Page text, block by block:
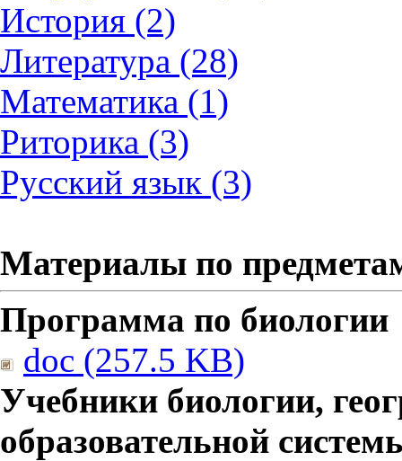
История (2)
Литература (28)
Математика (1)
Риторика (3)
Русский язык (3)
Материалы по
Программа по биологии
doc (257.5 KB)
Учебники биологии,
образовательной